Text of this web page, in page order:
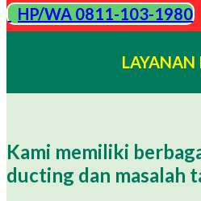
HP/WA 0811-103-1980
LAYANAN
Kami memiliki
ducting dan masalah